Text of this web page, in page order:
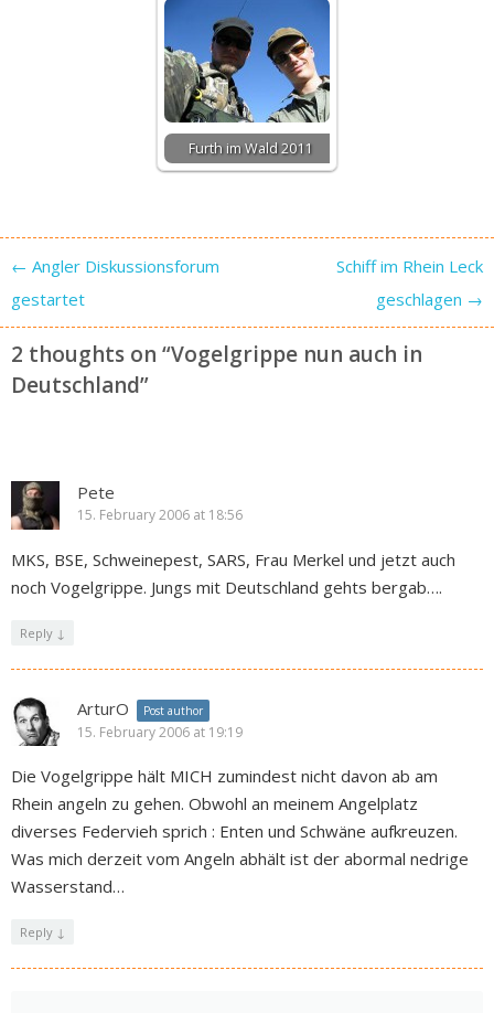
Furth im Wald 2011
Post navigation
← Angler Diskussionsforum
gestartet
Schiff im Rhein Leck
geschlagen →
2 thoughts on “Vogelgrippe nun auch in
Deutschland”
Pete
15. February 2006 at 18:56
MKS, BSE, Schweinepest, SARS, Frau Merkel und jetzt auch
noch Vogelgrippe. Jungs mit Deutschland gehts bergab….
Reply ↓
ArturO Post author
15. February 2006 at 19:19
Die Vogelgrippe hält MICH zumindest nicht davon ab am
Rhein angeln zu gehen. Obwohl an meinem Angelplatz
diverses Federvieh sprich : Enten und Schwäne aufkreuzen.
Was mich derzeit vom Angeln abhält ist der abormal nedrige
Wasserstand…
Reply ↓